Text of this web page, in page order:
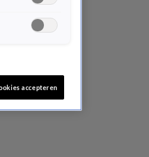
accepteren